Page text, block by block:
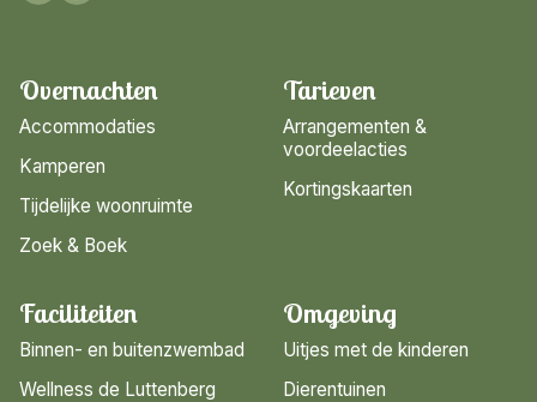
Overnachten
Accommodaties
Kamperen
Tijdelijke woonruimte
Zoek & Boek
Tarieven
Arrangementen &
voordeelacties
Kortingskaarten
Faciliteiten
Binnen- en buitenzwembad
Wellness de Luttenberg
Omgeving
Uitjes met de kinderen
Dierentuinen